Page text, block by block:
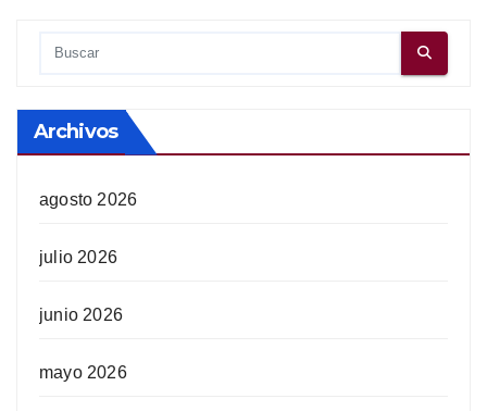
Archivos
agosto 2026
julio 2026
junio 2026
mayo 2026